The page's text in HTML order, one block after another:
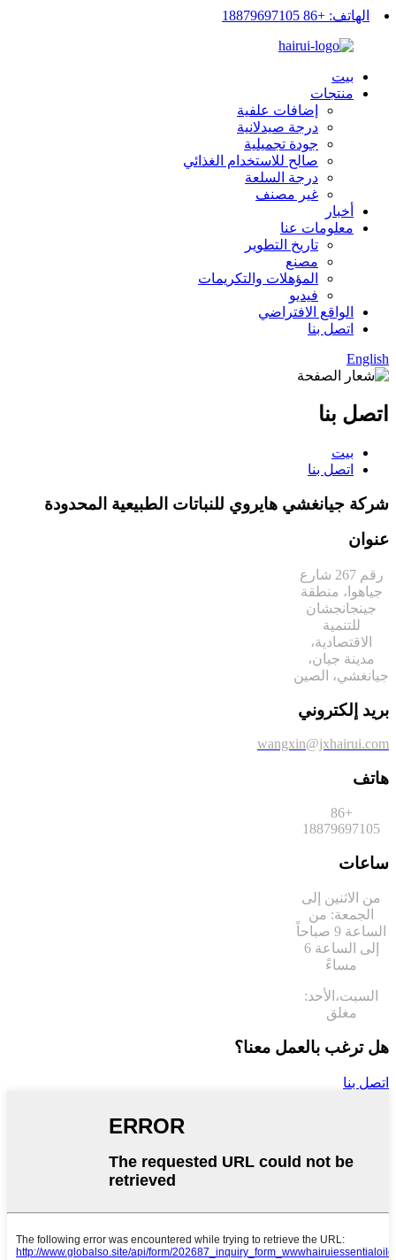
الهاتف: +86 18879697105
بيت
منتجات
إضافات علفية
درجة صيدلانية
جودة تجميلية
صالح للاستخدام الغذائي
درجة السلعة
غير مصنف
أخبار
معلومات عنا
تاريخ التطوير
مصنع
المؤهلات والتكريمات
فيديو
الواقع الافتراضي
اتصل بنا
English
اتصل بنا
بيت
اتصل بنا
شركة جيانغشي هايروي للنباتات الطبيعية المحدودة
عنوان
رقم 267 شارع
جياهوا، منطقة
جينجانجشان
للتنمية
الاقتصادية،
مدينة جيان،
جيانغشي، الصين
بريد إلكتروني
wangxin@jxhairui.com
هاتف
+86
18879697105
ساعات
من الاثنين إلى
الجمعة: من
الساعة 9 صباحاً
إلى الساعة 6
مساءً
السبت، الأحد:
مغلق
هل ترغب بالعمل معنا؟
اتصل بنا